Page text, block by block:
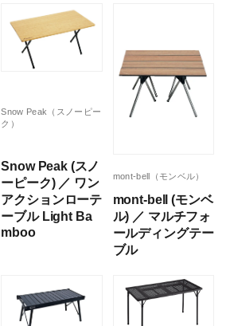
Snow Peak（スノーピー
ク）
Snow Peak (スノ
ーピーク) ／ ワン
アクションローテ
ーブル Light Ba
mboo
mont-bell（モンベル）
mont-bell (モンベ
ル) ／ マルチフォ
ールディングテー
ブル